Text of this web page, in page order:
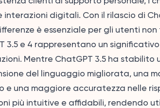
interazioni digitali. Con il rilascio di
è essenziale per gli utenti non
3.5 e 4 rappresentano un
Mentre ChatGPT 3.5 ha stabilito
del linguaggio migliorata, una
e una maggiore accuratezza nelle
più intuitive e affidabili, rendendo